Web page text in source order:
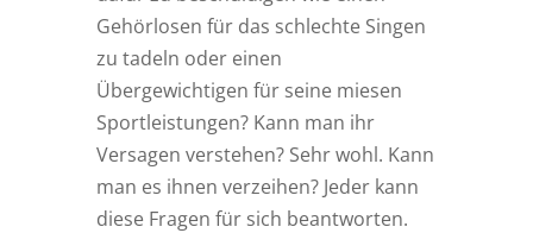
Gehörlosen für das schlechte Singen
zu tadeln oder einen
Übergewichtigen für seine miesen
Sportleistungen? Kann man ihr
Versagen verstehen? Sehr wohl. Kann
man es ihnen verzeihen? Jeder kann
diese Fragen für sich beantworten.